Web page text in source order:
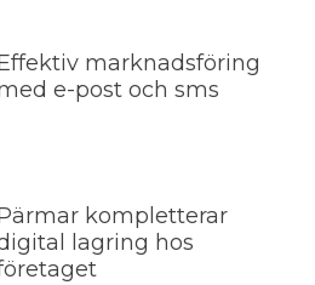
marknadsföring
e-post och sms
kompletterar
lagring hos